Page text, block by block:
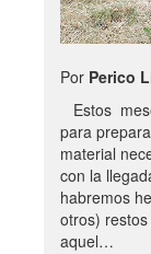
Por Perico
Estos
para
material
con la
habremos
otros)
aquel…